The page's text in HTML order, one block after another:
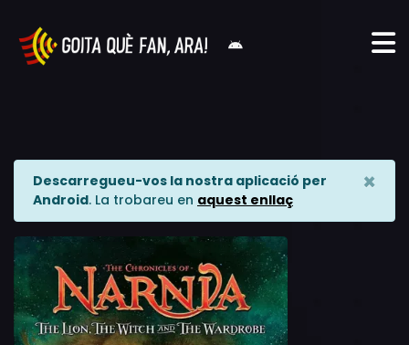
Descarregueu-vos la nostra aplicació per
Android. La trobareu en aquest enllaç
×